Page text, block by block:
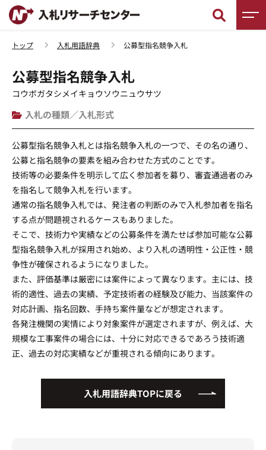
調査レポート
入札徹底ガイド
入札用語辞典
入札セミナー
入札無料相談
運営会社 プライバシーポリシー
トップ 入札用語辞典 公募型指名競争入札
公募型指名競争入札
コウボガタシメイキョウソウニュウサツ
入札の種類／入札形式
公募型指名競争入札とは指名競争入札の一つで、その名の通り、
公募と指名競争の要素を組み合わせた方式のことです。
技術等の必要条件を明示して広く参加者を募り、審査通過者のみ
を指名して競争入札を行います。
通常の指名競争入札では、発注者の判断のみで入札参加者を指名
する点が問題視されるケースもありました。
そこで、技術力や実績などの公募条件を満たせば参加可能な公募
型指名競争入札が採用され始め、より入札の透明性・公正性・競
争性が確保されるようになりました。
また、評価基準は厳密には案件によって異なります。主には、技
術的適性、過去の実績、予定技術者の経験及び能力、当該案件の
対応計画、指名回数、手持ち案件量などが想定されます。
各発注機関の実情により対象案件が選定されますが、例えば、大
規模な工事案件の場合には、十分に対応できるであろう技術適
正、過去の対応実績などが重視される傾向にあります。
入札用語辞典TOPに戻る